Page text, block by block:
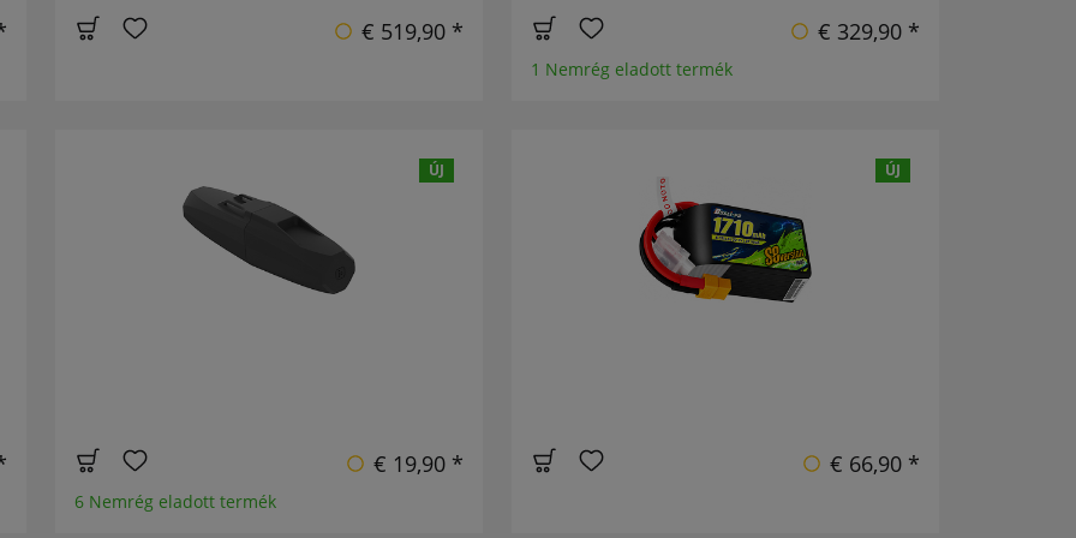
€ 519,90 * € 329,90 *
1 Nemrég eladott termék
ÚJ
€ 19,90 *
6 Nemrég eladott termék
ÚJ
€ 66,90 *